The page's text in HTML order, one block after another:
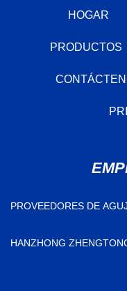
HOGAR
PRODUCTOS
PROVEEDORES DE
HANZHONG